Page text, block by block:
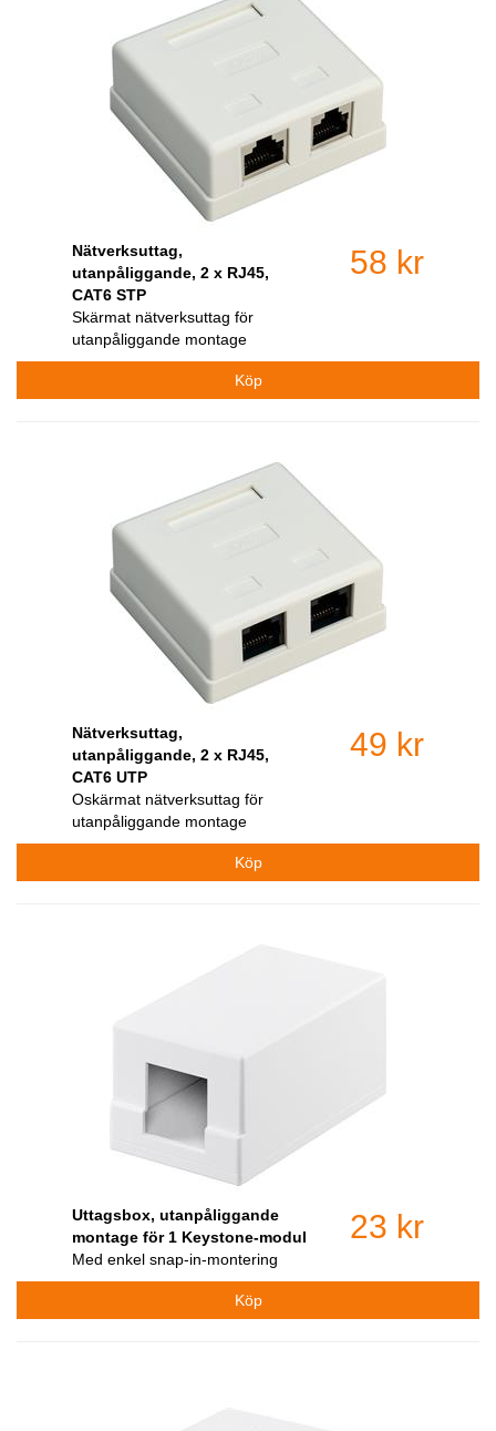
Nätverksuttag,
utanpåliggande, 2 x RJ45,
CAT6 STP
Skärmat nätverksuttag för
utanpåliggande montage
58 kr
Nätverksuttag,
utanpåliggande, 2 x RJ45,
CAT6 UTP
Oskärmat nätverksuttag för
utanpåliggande montage
49 kr
Uttagsbox, utanpåliggande
montage för 1 Keystone-modul
Med enkel snap-in-montering
23 kr